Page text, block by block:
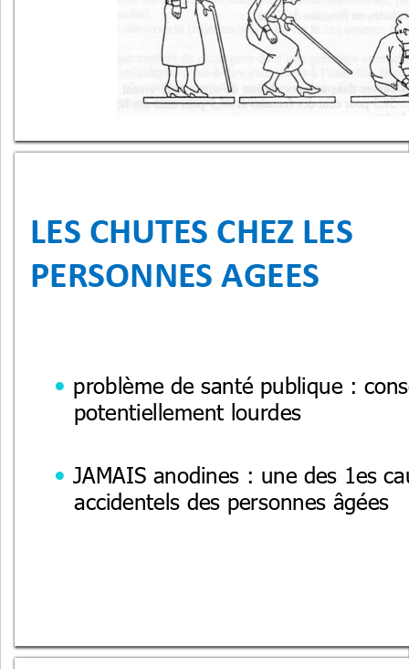
LES CHUTES CHEZ LES
PERSONNES AGEES

problème de santé publique :
potentiellement lourdes

JAMAIS anodines : une des 1es
accidentels des personnes âgées